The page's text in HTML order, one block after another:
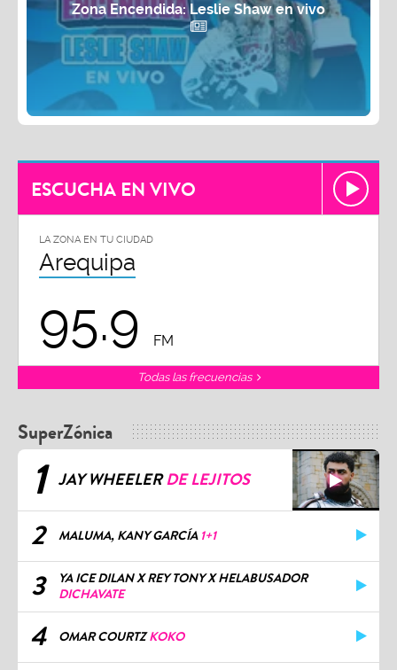
Zona Encendida: Leslie Shaw en vivo
ESCUCHA EN VIVO
LA ZONA EN TU CIUDAD
Arequipa
95.9 FM
Todas las frecuencias
SuperZónica
1 JAY WHEELERDE LEJITOS
2 MALUMA, KANY GARCÍA 1+1
3
YA ICE DILAN X REY TONY X HELABUSADOR
DICHAVATE
4 OMAR COURTZKOKO